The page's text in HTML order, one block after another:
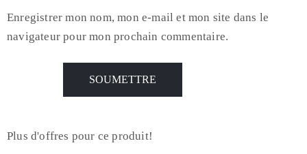
Enregistrer mon nom, mon e-mail et mon site dans le
navigateur pour mon prochain commentaire.
Plus d'offres pour ce produit!